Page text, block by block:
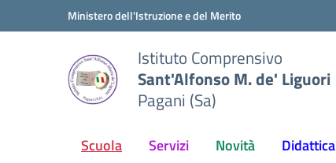
Vai ai contenuti
Vai al menu di navigazioneMinistero dell'Istruzione e del Merito
Istituto Comprensivo
Sant'Alfonso M. de' Liguori
Pagani (Sa)
Scuola Servizi Novità Didattica